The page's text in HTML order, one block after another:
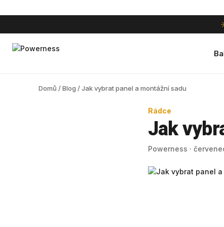
Domů /Blog / Jak vybrat panel a montážní sadu
Rádce
Jak
Powerness ·